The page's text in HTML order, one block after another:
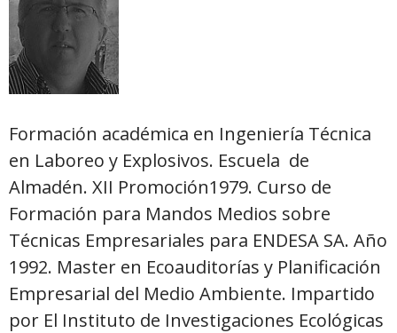
Formación académica en Ingeniería Técnica
en Laboreo y Explosivos. Escuela de
Almadén. XII Promoción1979. Curso de
Formación para Mandos Medios sobre
Técnicas Empresariales para ENDESA SA. Año
1992. Master en Ecoauditorías y Planificación
Empresarial del Medio Ambiente. Impartido
por El Instituto de Investigaciones Ecológicas